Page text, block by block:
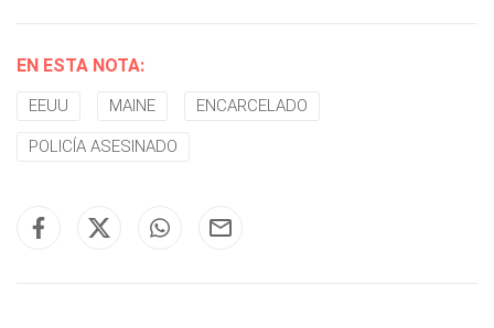
EN ESTA NOTA:
EEUU MAINE ENCARCELADO
POLICÍA ASESINADO